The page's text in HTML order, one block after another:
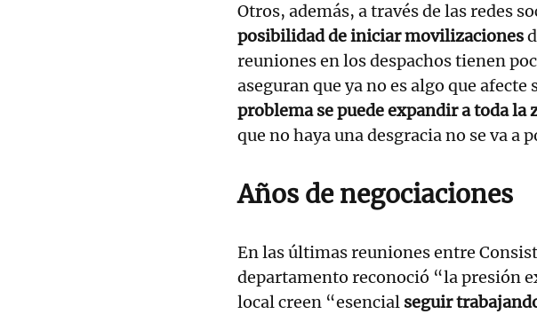
Otros, además, a través de las redes
posibilidad de iniciar movilizaciones
reuniones en los despachos tienen
aseguran que ya no es algo que
problema se puede expandir a toda la
que no haya una desgracia no se va a
Años de negociaciones
En las últimas reuniones entre
departamento reconoció “la presión
local creen “esencial seguir